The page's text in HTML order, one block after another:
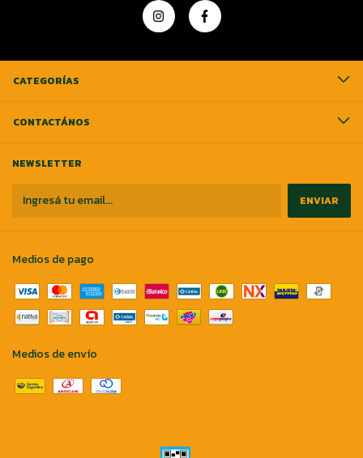
CATEGORÍAS
CONTACTÁNOS
NEWSLETTER
Medios de pago
Medios de envío